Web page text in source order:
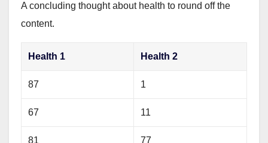
A concluding thought about health to round off the
content.
Health 1 Health 2
87 1
67 11
81 77